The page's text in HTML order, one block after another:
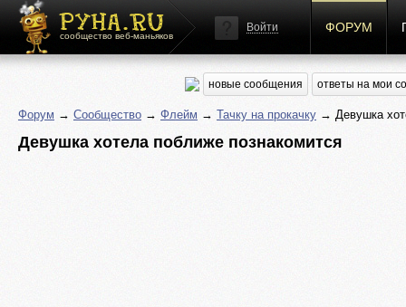
сообщество веб-маньяков
Войти ФОРУМ
новые сообщения ответы на мои
Форум → Сообщество → Флейм → Тачку на прокачку → Девушка
Девушка хотела поближе познакомится